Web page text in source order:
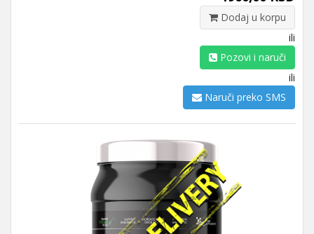
Dodaj u korpu
ili
Pozovi i naruči
ili
Naruči preko SMS